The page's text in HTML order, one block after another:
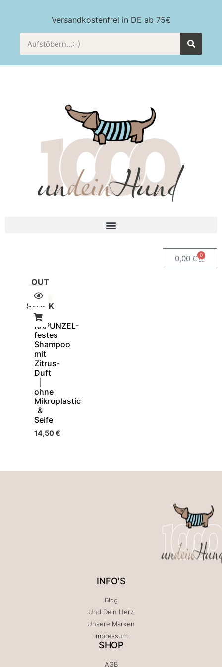
Versandkostenfrei in DE ab 75€
0,00 € 0
OUT
OF
STOCK
RAPUNZEL-
festes
Shampoo
mit
Zitrus-
Duft
ohne
Mikroplastic
&
Seife
14,50€
INFO'S
Blog
Und Dein Herz
Unsere Marken
Impressum
SHOP
AGB